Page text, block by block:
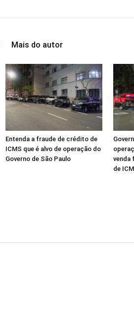
Mais do autor
Entenda a fraude de crédito de
ICMS que é alvo de operação do
Governo de São Paulo
venda
de